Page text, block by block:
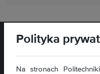
Polityka
Na stronach